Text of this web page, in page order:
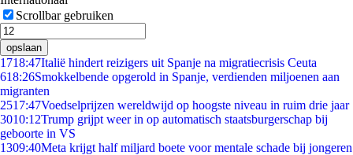
Scrollbar gebruiken
opslaan
1718:47Italië hindert reizigers uit Spanje na migratiecrisis Ceuta
618:26Smokkelbende opgerold in Spanje, verdienden miljoenen aan
migranten
2517:47Voedselprijzen wereldwijd op hoogste niveau in ruim drie jaar
3010:12Trump grijpt weer in op automatisch staatsburgerschap bij
geboorte in VS
1309:40Meta krijgt half miljard boete voor mentale schade bij jongeren